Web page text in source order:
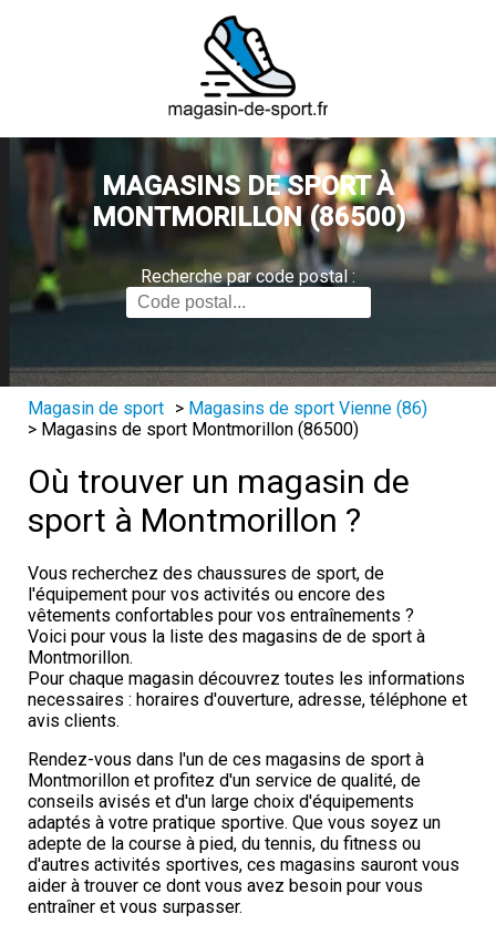
MAGASINS DE SPORT À
MONTMORILLON (86500)
Recherche par code postal :
Magasin de sport > Magasins de sport Vienne (86)
> Magasins de sport Montmorillon (86500)
Où trouver un magasin de
sport à Montmorillon ?
Vous recherchez des chaussures de sport, de
l'équipement pour vos activités ou encore des
vêtements confortables pour vos entraînements ?
Voici pour vous la liste des magasins de de sport à
Montmorillon.
Pour chaque magasin découvrez toutes les informations
necessaires : horaires d'ouverture, adresse, téléphone et
avis clients.
Rendez-vous dans l'un de ces magasins de sport à
Montmorillon et profitez d'un service de qualité, de
conseils avisés et d'un large choix d'équipements
adaptés à votre pratique sportive. Que vous soyez un
adepte de la course à pied, du tennis, du fitness ou
d'autres activités sportives, ces magasins sauront vous
aider à trouver ce dont vous avez besoin pour vous
entraîner et vous surpasser.